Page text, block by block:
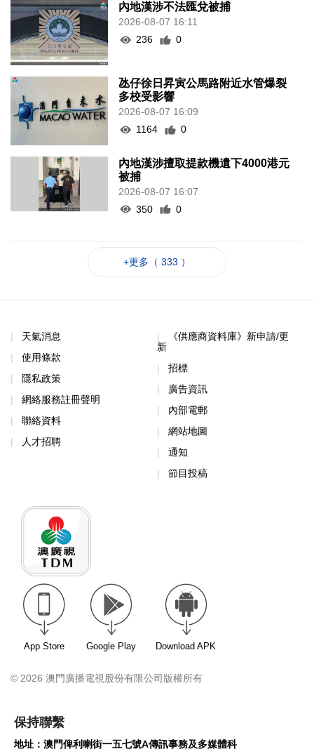
內地漢涉不法匯兌被捕
2026-08-07 16:11
236
0
氹仔徐日昇寅公馬路附近水管爆裂
多校受影響
2026-08-07 16:09
1164
0
內地漢涉擅取提款機遺下4000港元
被捕
2026-08-07 16:07
350
0
+更多（ 333 ）
天氣消息
使用條款
隱私政策
網絡服務註冊聲明
聯絡資料
人才招聘
《供應商資料庫》新申請/更
新
招標
廣告資訊
內部電郵
網站地圖
通知
節目投稿
App Store Google Play Download APK
© 2026 澳門廣播電視股份有限公司版權所有
保持聯繫
地址：澳門俾利喇街一五七號A傳訊事務及多媒體科